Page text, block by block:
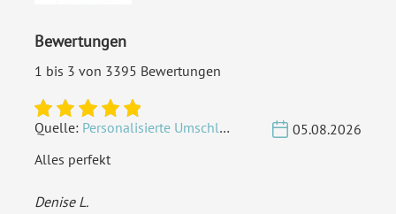
Bewertungen
1 bis 3 von 3395 Bewertungen
Quelle: Personalisierte Umschläge - Vintage - Quadrat 155 x 155 mm
05.08.2026
Alles perfekt
Denise L.